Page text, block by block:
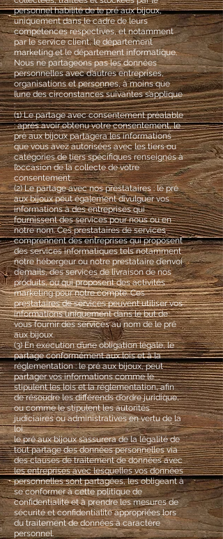
personnel habilité de le pré aux bijoux,
uniquement dans le cadre de leurs
compétences respectives, et notamment
par le service client, le département
marketing et le département informatique.
Nous ne partageons pas les données
personnelles avec d’autres entreprises,
organisations et personnes, à moins que
l’une des circonstances suivantes s’applique
:
(1) Le partage avec consentement préalable
: après avoir obtenu votre consentement, le
pré aux bijoux partagera les informations
que vous avez autorisées avec les tiers ou
catégories de tiers spécifiques renseignés à
l’occasion de la collecte de votre
consentement.
(2) Le partage avec nos prestataires : le pré
aux bijoux peut également divulguer vos
informations à des entreprises qui
fournissent des services pour nous ou en
notre nom. Ces prestataires de services
comprennent des entreprises qui proposent
des services informatiques tels notamment
notre hébergeur ou notre prestataire d’envoi
d’emails, des services de livraison de nos
produits, ou qui proposent des activités
marketing pour notre compte. Ces
prestataires de services peuvent utiliser vos
informations uniquement dans le but de
vous fournir des services au nom de le pré
aux bijoux.
(3) En exécution d’une obligation légale, le
partage conformément aux lois et à la
réglementation : le pré aux bijoux, peut
partager vos informations comme le
stipulent les lois et la réglementation, afin
de résoudre les différends d’ordre juridique,
ou comme le stipulent les autorités
judiciaires ou administratives en vertu de la
loi.
le pré aux bijoux s’assurera de la légalité de
tout partage des données personnelles via
des clauses de traitement de données avec
les entreprises avec lesquelles vos données
personnelles sont partagées, les obligeant à
se conformer à cette politique de
confidentialité et à prendre les mesures de
sécurité et confidentialité appropriées lors
du traitement de données à caractère
personnel.